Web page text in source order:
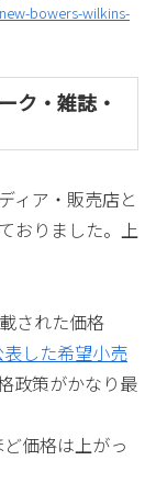
bowers-wilkins-
ク・雑誌・
ィア・販売店と
おりました。上
された価格
した希望小売
政策がかなり最
価格は上がっ